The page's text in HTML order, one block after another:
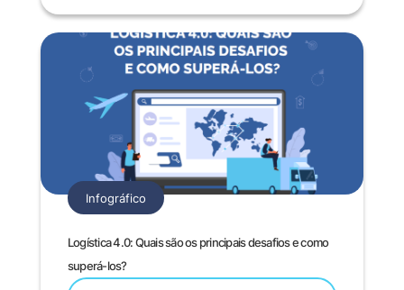
Logística 4.0: Quais são os principais desafios e como
superá-los?
Infográfico